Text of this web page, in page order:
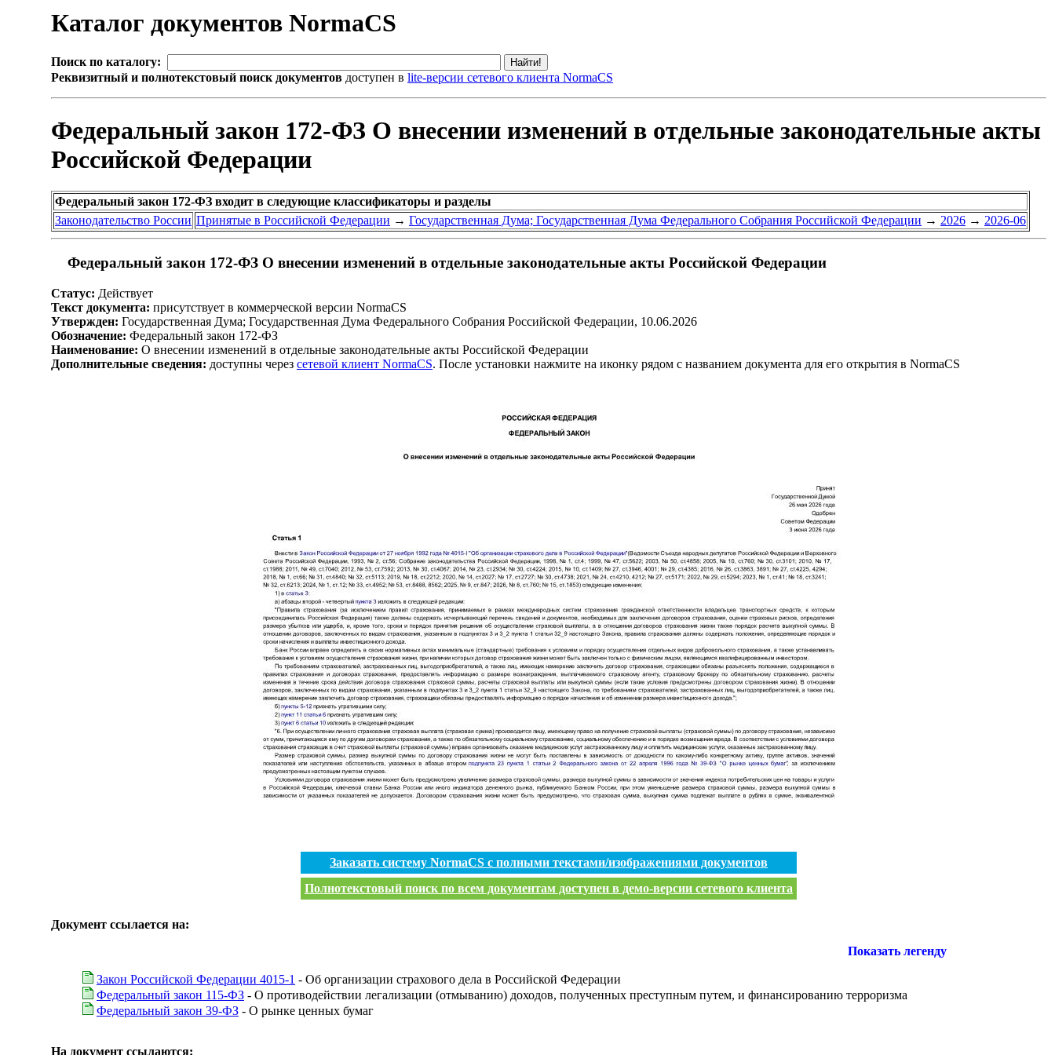
Каталог документов NormaCS
Поиск по каталогу:
Реквизитный и полнотекстовый поиск документов доступен в lite-версии сетевого клиента NormaCS
Федеральный закон 172-ФЗ О внесении изменений в отдельные законодательные акты
Российской Федерации
Федеральный закон 172-ФЗ входит в следующие классификаторы и разделы
Законодательство России Принятые в Российской Федерации → Государственная Дума; Государственная Дума Федерального Собрания Российской Федерации → 2026 → 2026-06
Федеральный закон 172-ФЗ О внесении изменений в отдельные законодательные акты Российской Федерации
Статус: Действует
Текст документа: присутствует в коммерческой версии NormaCS
Утвержден: Государственная Дума; Государственная Дума Федерального Собрания Российской Федерации, 10.06.2026
Обозначение: Федеральный закон 172-ФЗ
Наименование: О внесении изменений в отдельные законодательные акты Российской Федерации
Дополнительные сведения: доступны через сетевой клиент NormaCS. После установки нажмите на иконку рядом с названием документа для его открытия в NormaCS
Заказать систему NormaCS с полными текстами/изображениями документов
Полнотекстовый поиск по всем документам доступен в демо-версии сетевого клиента
Документ ссылается на:
Показать легенду
Закон Российской Федерации 4015-1 - Об организации страхового дела в Российской Федерации
Федеральный закон 115-ФЗ - О противодействии легализации (отмыванию) доходов, полученных преступным путем, и финансированию терроризма
Федеральный закон 39-ФЗ - О рынке ценных бумаг
На документ ссылаются: